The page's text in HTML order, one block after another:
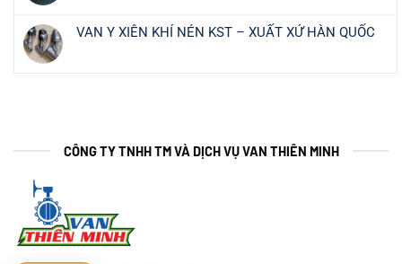
VAN Y XIÊN KHÍ NÉN KST – XUẤT XỨ HÀN QUỐC
CÔNG TY TNHH TM VÀ DỊCH VỤ VAN THIÊN MINH